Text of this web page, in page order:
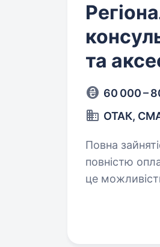
та
60 000 –
ОТАК,
Повна зайнятість.
повністю
це